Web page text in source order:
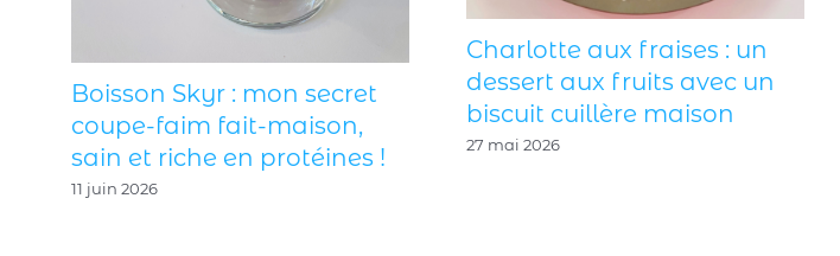
Boisson Skyr : mon secret
coupe-faim fait-maison,
sain et riche en protéines !
11 juin 2026
Charlotte aux fraises : un
dessert aux fruits avec un
biscuit cuillère maison
27 mai 2026